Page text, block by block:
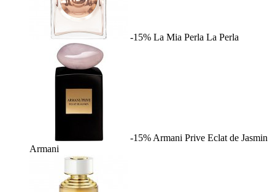
-15% La Mia Perla La Perla
-15% Armani Prive Eclat de Jasmin
Armani